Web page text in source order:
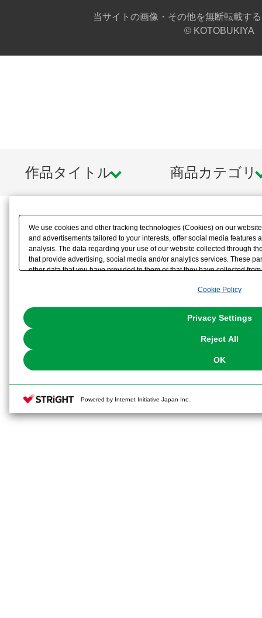
当サイトの画像・その他を無断転載す
© KOTOBUKIYA
作品タイトル 商品カテゴリ
We use cookies and other tracking technologies (Cookies) on our
and advertisements tailored to your interests, offer social media features
analysis. The data regarding your use of our website collected through
that provide advertising, social media and/or analytics services. These
other data that you have provided to them or that they have collected
the use of all Cookies except for Strictly Necessary Cookies, please
Cookie Policy
Privacy Settings
Reject All
OK
Powered by Internet Initiative Japan Inc.